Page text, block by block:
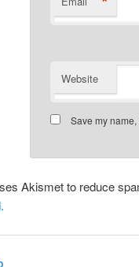
Website
Save my
Akismet to reduce